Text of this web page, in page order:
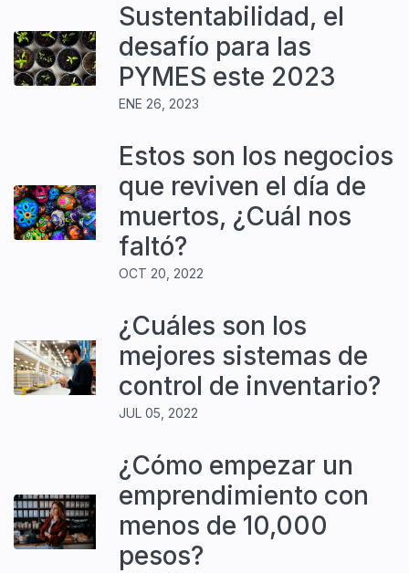
Sustentabilidad, el
desafío para las
PYMES este 2023
ENE 26, 2023
Estos son los negocios
que reviven el día de
muertos, ¿Cuál nos
faltó?
OCT 20, 2022
¿Cuáles son los
mejores sistemas de
control de inventario?
JUL 05, 2022
¿Cómo empezar un
emprendimiento con
menos de 10,000
pesos?